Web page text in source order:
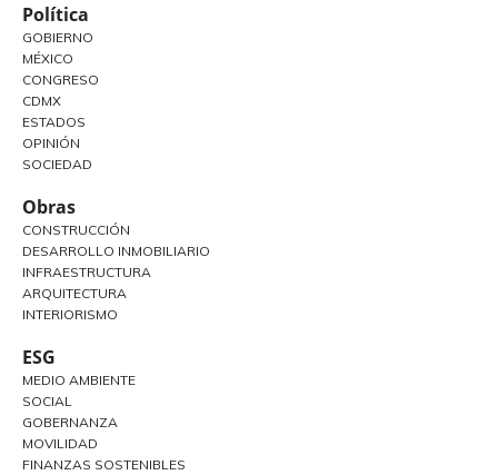
Política
GOBIERNO
MÉXICO
CONGRESO
CDMX
ESTADOS
OPINIÓN
SOCIEDAD
Obras
CONSTRUCCIÓN
DESARROLLO INMOBILIARIO
INFRAESTRUCTURA
ARQUITECTURA
INTERIORISMO
ESG
MEDIO AMBIENTE
SOCIAL
GOBERNANZA
MOVILIDAD
FINANZAS SOSTENIBLES